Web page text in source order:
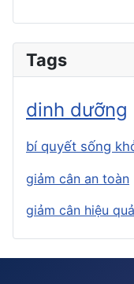
Tags
dinh dưỡng
bí quyết sống
giảm cân an toàn
giảm cân hiệu quả